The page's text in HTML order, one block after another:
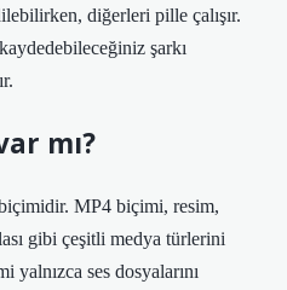
diğerleri pille çalışır.
şarkı
mı?
MP4 biçimi, resim,
gibi çeşitli medya türlerini
ses dosyalarını